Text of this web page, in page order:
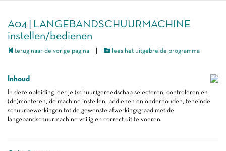
A04 | LANGEBANDSCHUURMACHINE
instellen/bedienen
terug naar de vorige pagina lees het uitgebreide programma
Inhoud
In deze opleiding leer je (schuur)gereedschap selecteren, controleren en
(de)monteren, de machine instellen, bedienen en onderhouden, teneinde
schuurbewerkingen tot de gewenste afwerkingsgraad met de
langebandschuurmachine veilig en correct uit te voeren.